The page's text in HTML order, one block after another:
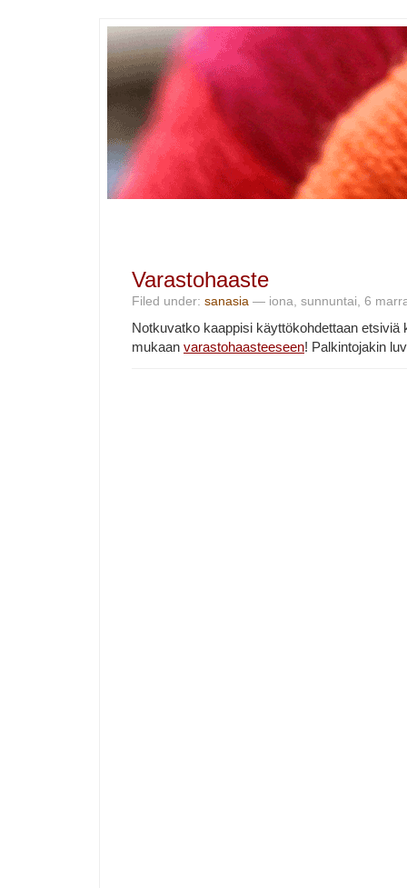
Varastohaaste
Filed under: sanasia — iona, sunnuntai, 6
Notkuvatko kaappisi käyttökohdettaan etsiviä
mukaan varastohaasteeseen! Palkintojakin